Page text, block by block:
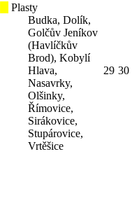
Plasty
Budka, Dolík,
Golčův Jeníkov
(Havlíčkův
Brod), Kobylí
Hlava,
Nasavrky,
Olšinky,
Římovice,
Sirákovice,
Stupárovice,
Vrtěšice
29 30